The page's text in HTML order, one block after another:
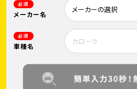
必須
メーカー名
必須
車種名